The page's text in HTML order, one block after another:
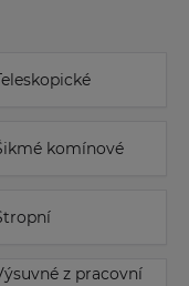
komínové
z pracovní